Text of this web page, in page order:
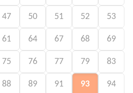
47 50 51 52 53
61 64 67 68 69
75 76 77 79 83
88 89 91 93 94